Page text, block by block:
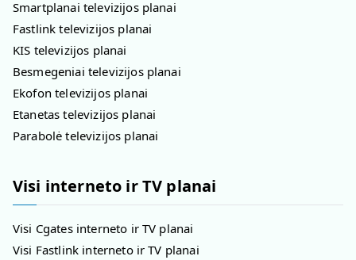
Smartplanai televizijos planai
Fastlink televizijos planai
KIS televizijos planai
Besmegeniai televizijos planai
Ekofon televizijos planai
Etanetas televizijos planai
Parabolė televizijos planai
Visi interneto ir TV planai
Visi Cgates interneto ir TV planai
Visi Fastlink interneto ir TV planai